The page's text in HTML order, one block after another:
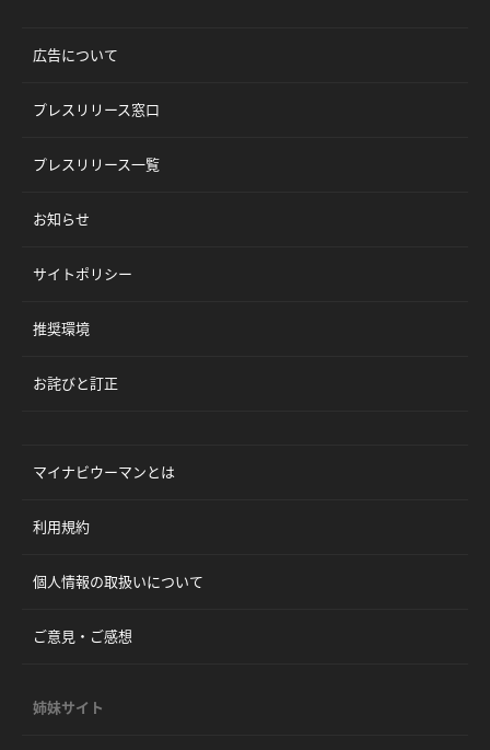
広告について
プレスリリース窓口
プレスリリース一覧
お知らせ
サイトポリシー
推奨環境
お詫びと訂正
マイナビウーマンとは
利用規約
個人情報の取扱いについて
ご意見・ご感想
姉妹サイト